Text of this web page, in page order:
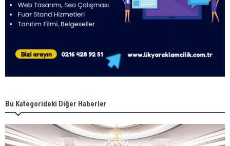
Bu Kategorideki Diğer Haberler